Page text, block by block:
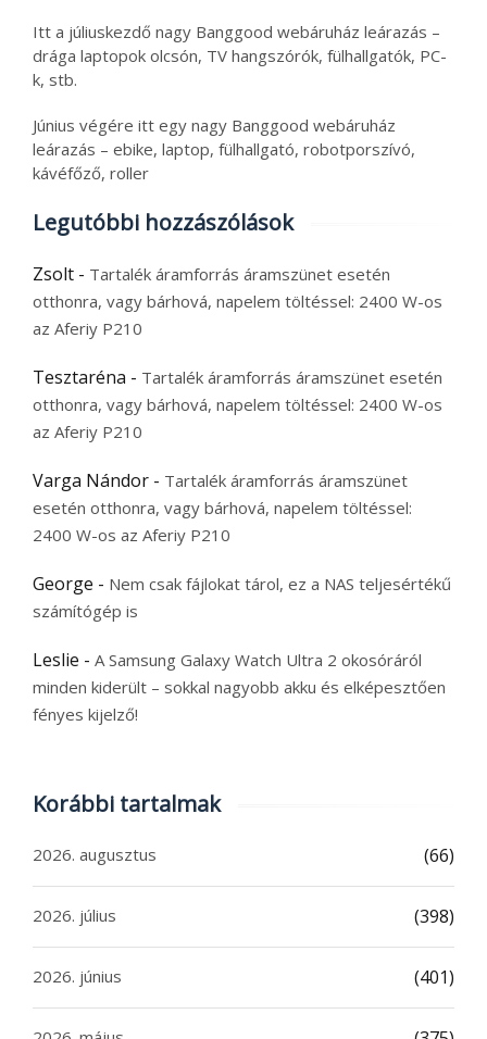
Itt a júliuskezdő nagy Banggood webáruház leárazás –
drága laptopok olcsón, TV hangszórók, fülhallgatók, PC-
k, stb.
Június végére itt egy nagy Banggood webáruház
leárazás – ebike, laptop, fülhallgató, robotporszívó,
kávéfőző, roller
Legutóbbi hozzászólások
Zsolt - Tartalék áramforrás áramszünet esetén
otthonra, vagy bárhová, napelem töltéssel: 2400 W-os
az Aferiy P210
Tesztaréna - Tartalék áramforrás áramszünet esetén
otthonra, vagy bárhová, napelem töltéssel: 2400 W-os
az Aferiy P210
Varga Nándor - Tartalék áramforrás áramszünet
esetén otthonra, vagy bárhová, napelem töltéssel:
2400 W-os az Aferiy P210
George - Nem csak fájlokat tárol, ez a NAS teljesértékű
számítógép is
Leslie - A Samsung Galaxy Watch Ultra 2 okosóráról
minden kiderült – sokkal nagyobb akku és elképesztően
fényes kijelző!
Korábbi tartalmak
2026. augusztus (66)
2026. július (398)
2026. június (401)